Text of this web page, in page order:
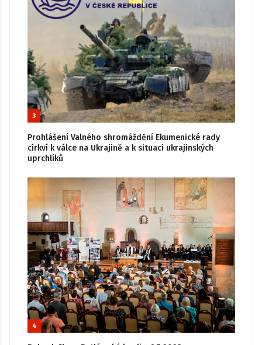
3
Prohlášení Valného shromáždění Ekumenické rady
církví k válce na Ukrajině a k situaci ukrajinských
uprchlíků
4